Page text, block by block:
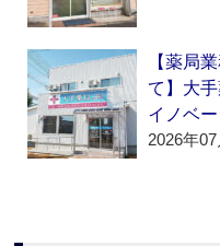
【薬局
て】大
イノベー
2026年